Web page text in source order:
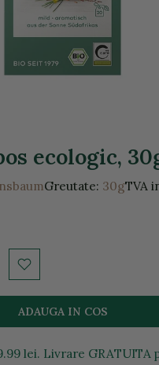
ecologic,
Greutate: 30gTVA
ADAUGA IN COS
lei. Livrare GRATUITA